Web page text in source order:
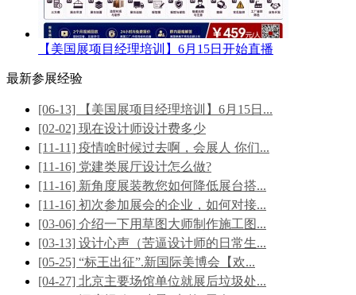
【美国展项目经理培训】6月15日开始直播
最新参展经验
[06-13] 【美国展项目经理培训】6月15日...
[02-02] 现在设计师设计费多少
[11-11] 疫情啥时候过去啊，会展人 你们...
[11-16] 党建类展厅设计怎么做?
[11-16] 新角度展装教您如何降低展台搭...
[11-16] 初次参加展会的企业，如何对接...
[03-06] 介绍一下用草图大师制作施工图...
[03-13] 设计心声（苦逼设计师的日常生...
[05-25] “标王出征”.新国际美博会【欢...
[04-27] 北京主要场馆单位就展后垃圾处...